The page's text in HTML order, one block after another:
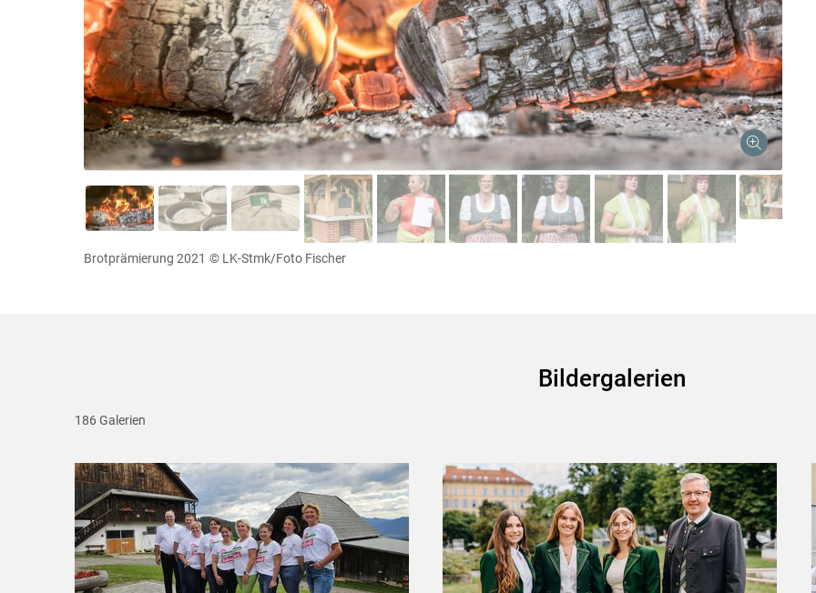
Skip to main content
Brotprämierung 2021 © LK-Stmk/Foto Fischer
Bildergalerien
186 Galerien